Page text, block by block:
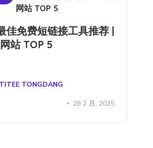
佳免费短链接工具推荐 |
站 TOP 5
TONGDANG
28 2 月, 2025